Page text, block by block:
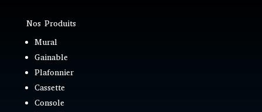
Nos Produits
Mural
Gainable
Plafonnier
Cassette
Console